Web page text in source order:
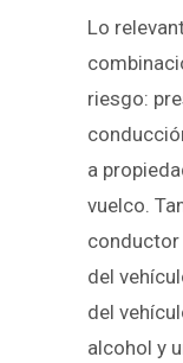
Lo
riesgo:
a
vuelco.
conductor
del
del
alcohol y